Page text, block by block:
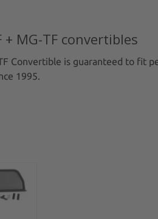
MG-TF convertibles
Convertible is guaranteed to fit
1995.